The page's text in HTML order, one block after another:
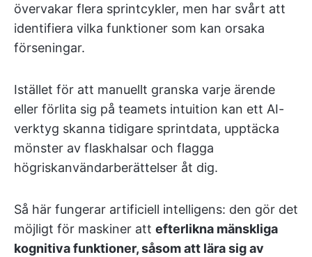
övervakar flera sprintcykler, men har svårt att
identifiera vilka funktioner som kan orsaka
förseningar.
Istället för att manuellt granska varje ärende
eller förlita sig på teamets intuition kan ett AI-
verktyg skanna tidigare sprintdata, upptäcka
mönster av flaskhalsar och flagga
högriskanvändarberättelser åt dig.
Så här fungerar artificiell intelligens: den gör det
möjligt för maskiner att efterlikna mänskliga
kognitiva funktioner, såsom att lära sig av